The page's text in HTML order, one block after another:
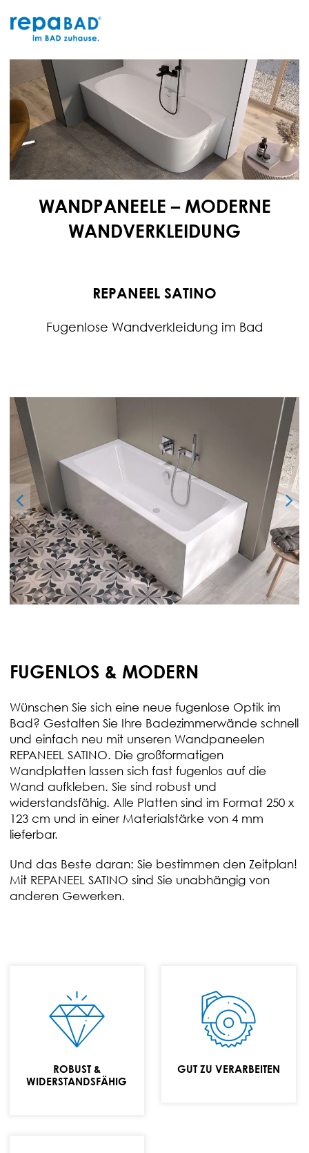
Inhalt
springen
WANDPANEELE – MODERNE
WANDVERKLEIDUNG
REPANEEL SATINO
Fugenlose Wandverkleidung im Bad
FUGENLOS & MODERN
Wünschen Sie sich eine neue fugenlose Optik im
Bad? Gestalten Sie Ihre Badezimmerwände schnell
und einfach neu mit unseren Wandpaneelen
REPANEEL SATINO. Die großformatigen
Wandplatten lassen sich fast fugenlos auf die
Wand aufkleben. Sie sind robust und
widerstandsfähig. Alle Platten sind im Format 250 x
123 cm und in einer Materialstärke von 4 mm
lieferbar.
Und das Beste daran: Sie bestimmen den Zeitplan!
Mit REPANEEL SATINO sind Sie unabhängig von
anderen Gewerken.
ROBUST &
WIDERSTANDSFÄHIG
Widerstandsfähige
Oberfläche
GUT ZU VERARBEITEN
Einfach auf die
gewünschten
Maße zusägen